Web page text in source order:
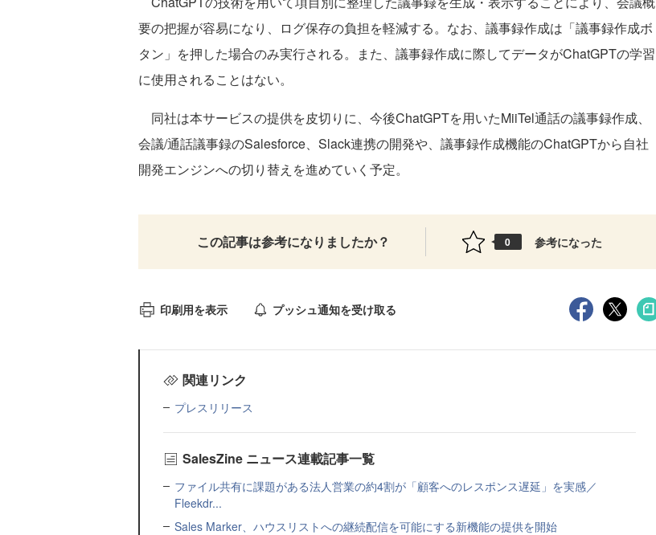
要の把握が容易になり、ログ保存の負担を軽減する。なお、議事録作成は「議事録作成ボ
タン」を押した場合のみ実行される。また、議事録作成に際してデータがChatGPTの学習
に使用されることはない。
同社は本サービスの提供を皮切りに、今後ChatGPTを用いたMiiTel通話の議事録作成、
会議/通話議事録のSalesforce、Slack連携の開発や、議事録作成機能のChatGPTから自社
開発エンジンへの切り替えを進めていく予定。
この記事は参考になりましたか？ 0 参考になった
印刷用を表示 プッシュ通知を受け取る
関連リンク
プレスリリース
SalesZine ニュース連載記事一覧
ファイル共有に課題がある法人営業の約4割が「顧客へのレスポンス遅延」を実感／
Fleekdr...
Sales Marker、ハウスリストへの継続配信を可能にする新機能の提供を開始